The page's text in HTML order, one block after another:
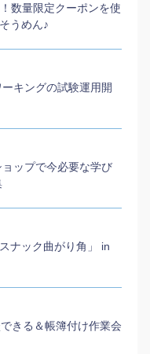
数量限定クーポンを使
うめん♪
キングの試験運用開
ップで今必要な学び
ナック曲がり角」 in
きる＆帳簿付け作業会